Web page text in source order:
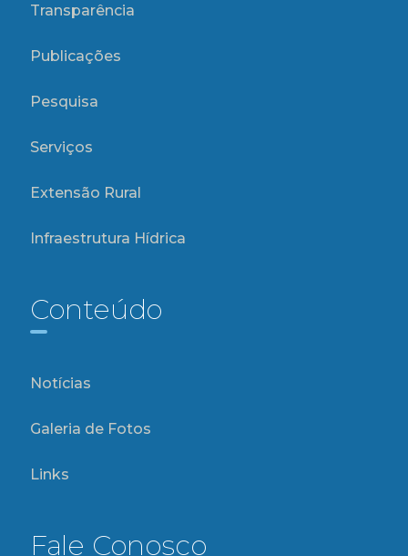
Transparência
Publicações
Pesquisa
Serviços
Extensão Rural
Infraestrutura Hídrica
Conteúdo
Notícias
Galeria de Fotos
Links
Fale Conosco